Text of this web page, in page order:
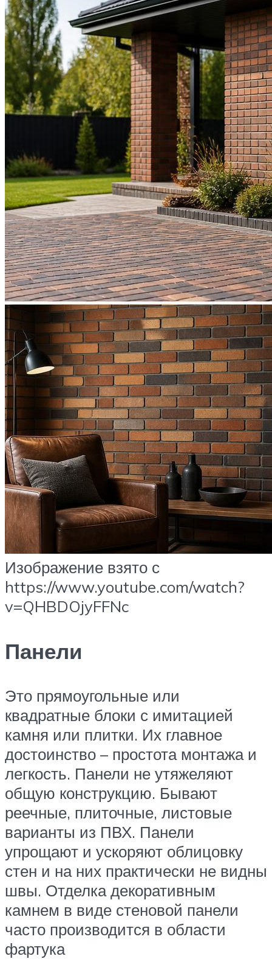
Изображение взято с
https://www.youtube.com/watch?
v=QHBDOjyFFNc
Панели
Это прямоугольные или
квадратные блоки с имитацией
камня или плитки. Их главное
достоинство – простота монтажа и
легкость. Панели не утяжеляют
общую конструкцию. Бывают
реечные, плиточные, листовые
варианты из ПВХ. Панели
упрощают и ускоряют облицовку
стен и на них практически не видны
швы. Отделка декоративным
камнем в виде стеновой панели
часто производится в области
фартука